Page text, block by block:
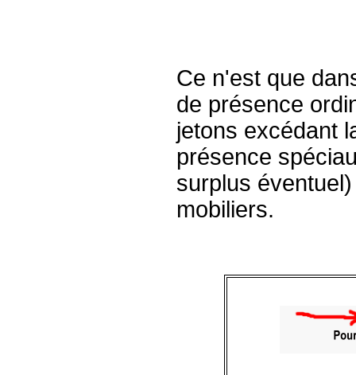
Ce n'est que
de présence
jetons excédant
présence
surplus
mobiliers.